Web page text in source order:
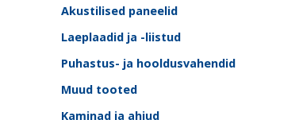
Akustilised paneelid
Laeplaadid ja -liistud
Puhastus- ja hooldusvahendid
Muud tooted
Kaminad ja ahjud